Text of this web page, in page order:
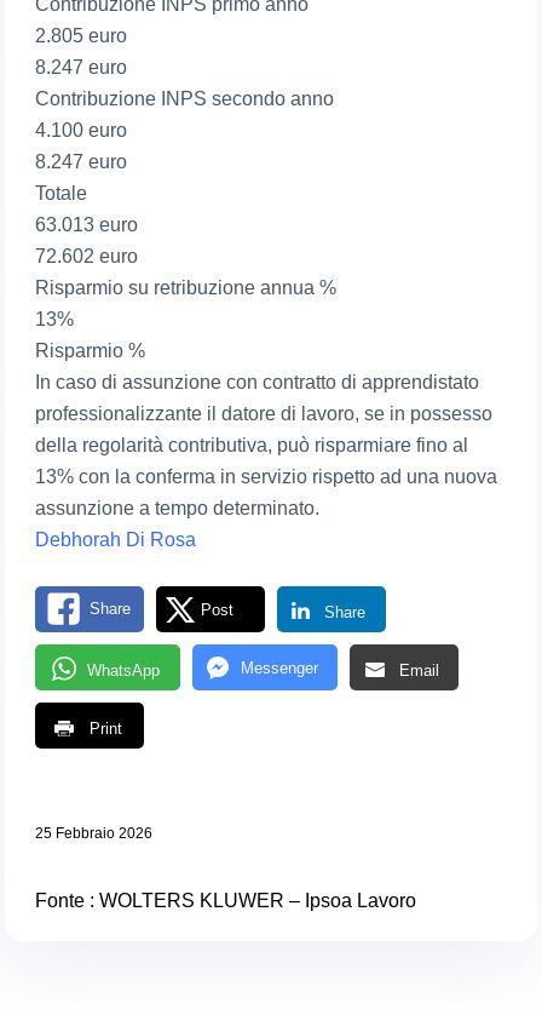
Contribuzione INPS primo anno
2.805 euro
8.247 euro
Contribuzione INPS secondo anno
4.100 euro
8.247 euro
Totale
63.013 euro
72.602 euro
Risparmio su retribuzione annua %
13%
Risparmio %
In caso di assunzione con contratto di apprendistato
professionalizzante il datore di lavoro, se in possesso
della regolarità contributiva, può risparmiare fino al
13% con la conferma in servizio rispetto ad una nuova
assunzione a tempo determinato.
Debhorah Di Rosa
Share Post Share
WhatsApp Messenger Email
Print
25 Febbraio 2026
Fonte : WOLTERS KLUWER – Ipsoa Lavoro